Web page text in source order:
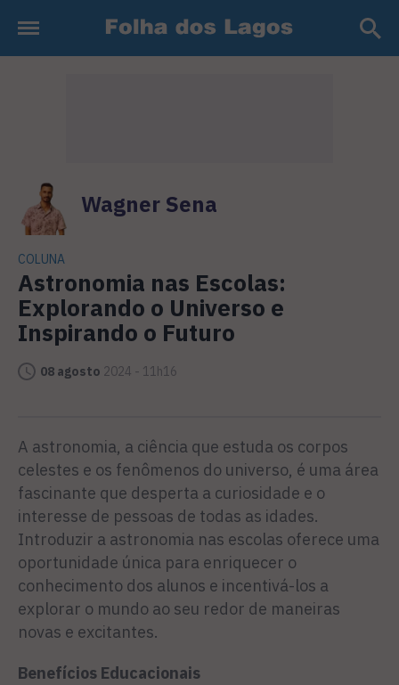
Wagner Sena
COLUNA
Astronomia nas Escolas:
Explorando o Universo e
Inspirando o Futuro
08 agosto 2024 - 11h16
A astronomia, a ciência que estuda os corpos
celestes e os fenômenos do universo, é uma área
fascinante que desperta a curiosidade e o
interesse de pessoas de todas as idades.
Introduzir a astronomia nas escolas oferece uma
oportunidade única para enriquecer o
conhecimento dos alunos e incentivá-los a
explorar o mundo ao seu redor de maneiras
novas e excitantes.
Benefícios Educacionais